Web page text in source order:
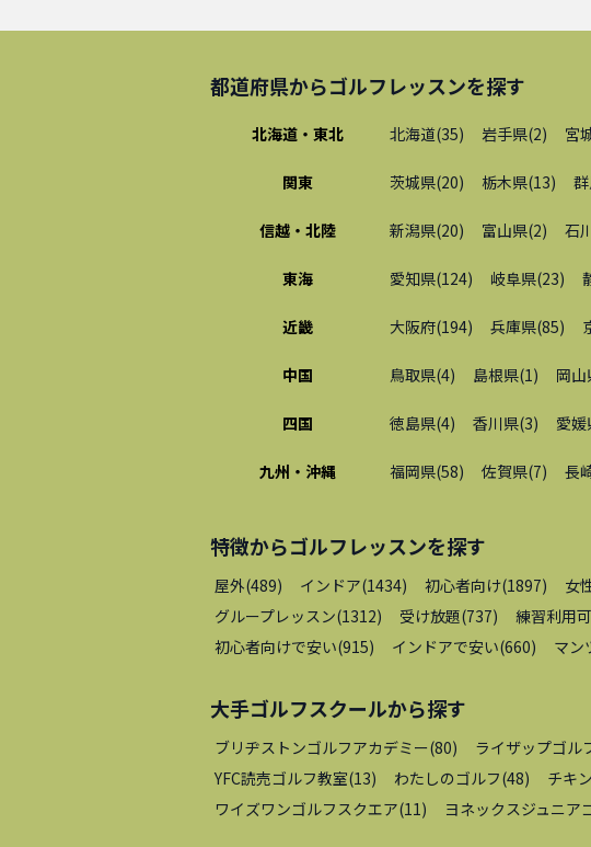
都道府県からゴルフレッスンを探す
北海道・東北 北海道(35) 岩手県(2) 宮
関東 茨城県(20) 栃木県(13)
信越・北陸 新潟県(20) 富山県(2) 石
東海 愛知県(124) 岐阜県(23)
近畿 大阪府(194) 兵庫県(85)
中国 鳥取県(4) 島根県(1) 岡山
四国 徳島県(4) 香川県(3) 愛媛
九州・沖縄 福岡県(58) 佐賀県(7) 長
特徴からゴルフレッスンを探す
屋外(489) インドア(1434) 初心者向け(1897) 女
グループレッスン(1312) 受け放題(737) 練習利用可
初心者向けで安い(915) インドアで安い(660) マン
大手ゴルフスクールから探す
ブリヂストンゴルフアカデミー(80) ライザップゴル
YFC読売ゴルフ教室(13) わたしのゴルフ(48) チキ
ワイズワンゴルフスクエア(11) ヨネックスジュニア